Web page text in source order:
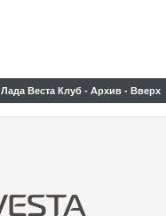
Лада Веста Клуб - Архив - Вверх